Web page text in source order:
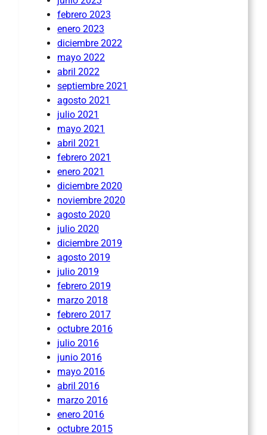
febrero 2023
enero 2023
diciembre 2022
mayo 2022
abril 2022
septiembre 2021
agosto 2021
julio 2021
mayo 2021
abril 2021
febrero 2021
enero 2021
diciembre 2020
noviembre 2020
agosto 2020
julio 2020
diciembre 2019
agosto 2019
julio 2019
febrero 2019
marzo 2018
febrero 2017
octubre 2016
julio 2016
junio 2016
mayo 2016
abril 2016
marzo 2016
enero 2016
octubre 2015